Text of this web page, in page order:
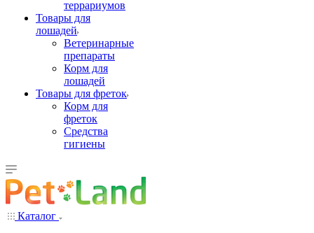
террариумов
Товары для
лошадей
Ветеринарные
препараты
Корм для
лошадей
Товары для фреток
Корм для
фреток
Средства
гигиены
Каталог